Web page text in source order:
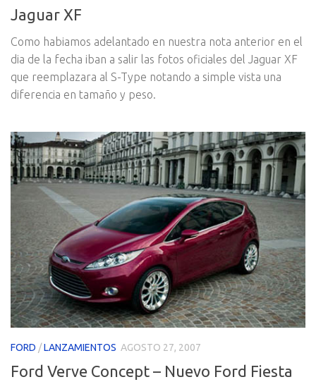
Jaguar XF
Como habiamos adelantado en nuestra nota anterior en el
dia de la fecha iban a salir las fotos oficiales del Jaguar XF
que reemplazara al S-Type notando a simple vista una
diferencia en tamaño y peso.
FORD /LANZAMIENTOS AGOSTO 27, 2007
Ford Verve Concept – Nuevo Ford Fiesta